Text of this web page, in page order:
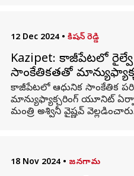
12 Dec 2024 • కిషన్ రెడ్డి
Kazipet: కాజీపేటలో రైల్వే
సాంకేతికతతో
కాజీపేటలో ఆధునిక సాంకేతిక
మాన్యుఫ్యాక్చరింగ్‌ యూనిట్‌
మంత్రి అశ్వినీ వైష్ణవ్‌ వెల్లడించారు.
18 Nov 2024 • జనగామ